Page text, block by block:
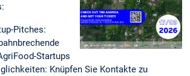
Pitches:
Startups
Knüpfen Sie Kontakte zu